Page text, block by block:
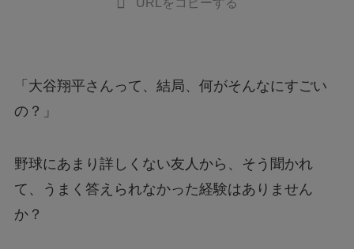
「大谷翔平さんって、結局、何がそんなにすごい
の？」
野球にあまり詳しくない友人から、そう聞かれ
て、うまく答えられなかった経験はありません
か？